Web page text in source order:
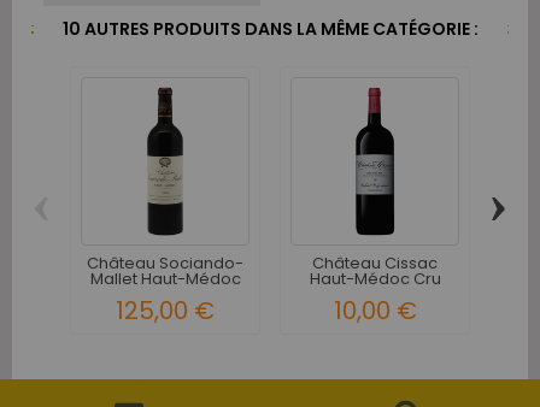
10 AUTRES PRODUITS DANS LA MÊME CATÉGORIE :
Château Sociando-
Mallet Haut-Médoc
125,00 €
Château Cissac
Haut-Médoc Cru
10,00 €
›